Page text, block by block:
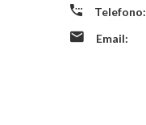
Telefono:
Email: